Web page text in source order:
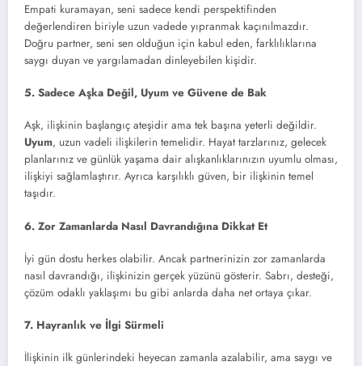
Empati kuramayan, seni sadece kendi perspektifinden
değerlendiren biriyle uzun vadede yıpranmak kaçınılmazdır.
Doğru partner, seni sen olduğun için kabul eden, farklılıklarına
saygı duyan ve yargılamadan dinleyebilen kişidir.
5. Sadece Aşka Değil, Uyum ve Güvene de Bak
Aşk, ilişkinin başlangıç ateşidir ama tek başına yeterli değildir.
Uyum, uzun vadeli ilişkilerin temelidir. Hayat tarzlarınız, gelecek
planlarınız ve günlük yaşama dair alışkanlıklarınızın uyumlu olması,
ilişkiyi sağlamlaştırır. Ayrıca karşılıklı güven, bir ilişkinin temel
taşıdır.
6. Zor Zamanlarda Nasıl Davrandığına Dikkat Et
İyi gün dostu herkes olabilir. Ancak partnerinizin zor zamanlarda
nasıl davrandığı, ilişkinizin gerçek yüzünü gösterir. Sabrı, desteği,
çözüm odaklı yaklaşımı bu gibi anlarda daha net ortaya çıkar.
7. Hayranlık ve İlgi Sürmeli
İlişkinin ilk günlerindeki heyecan zamanla azalabilir, ama saygı ve